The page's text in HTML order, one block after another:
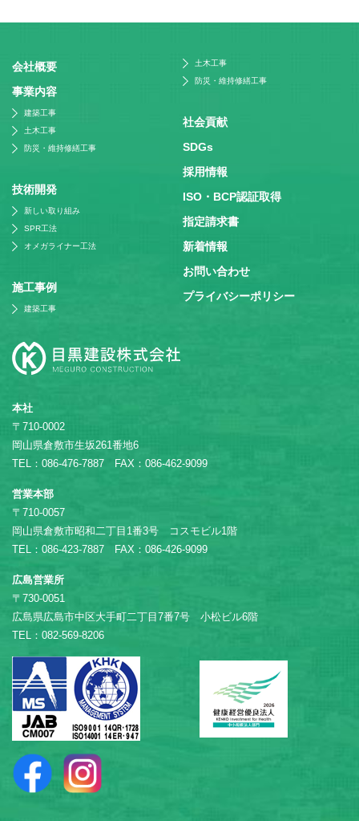
本社
〒710-0002
岡山県倉敷市生坂261番地6
TEL：086-476-7887 FAX：086-462-9099
営業本部
〒710-0057
岡山県倉敷市昭和二丁目1番3号 コスモビル1階
TEL：086-423-7887 FAX：086-426-9099
広島営業所
〒730-0051
広島県広島市中区大手町二丁目7番7号 小松ビル6階
TEL：082-569-8206
会社概要
事業内容
建築工事
土木工事
防災・維持修繕工事
技術開発
新しい取り組み
SPR工法
オメガライナー工法
施⼯事例
建築工事
土木工事
防災・維持修繕工事
社会貢献
SDGs
採⽤情報
ISO・BCP認証取得
指定請求書
新着情報
お問い合わせ
プライバシーポリシー